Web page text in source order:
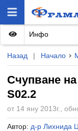
Назад | Начало
Счупване
S02.2
от 14 яну 2013г.,
Автор: д-р Лихнида
Инфо